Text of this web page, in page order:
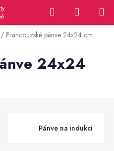
Hledat
KOŠÍK
/ Francouzské pánve 24x24 cm
24x24
Pánve na indukci